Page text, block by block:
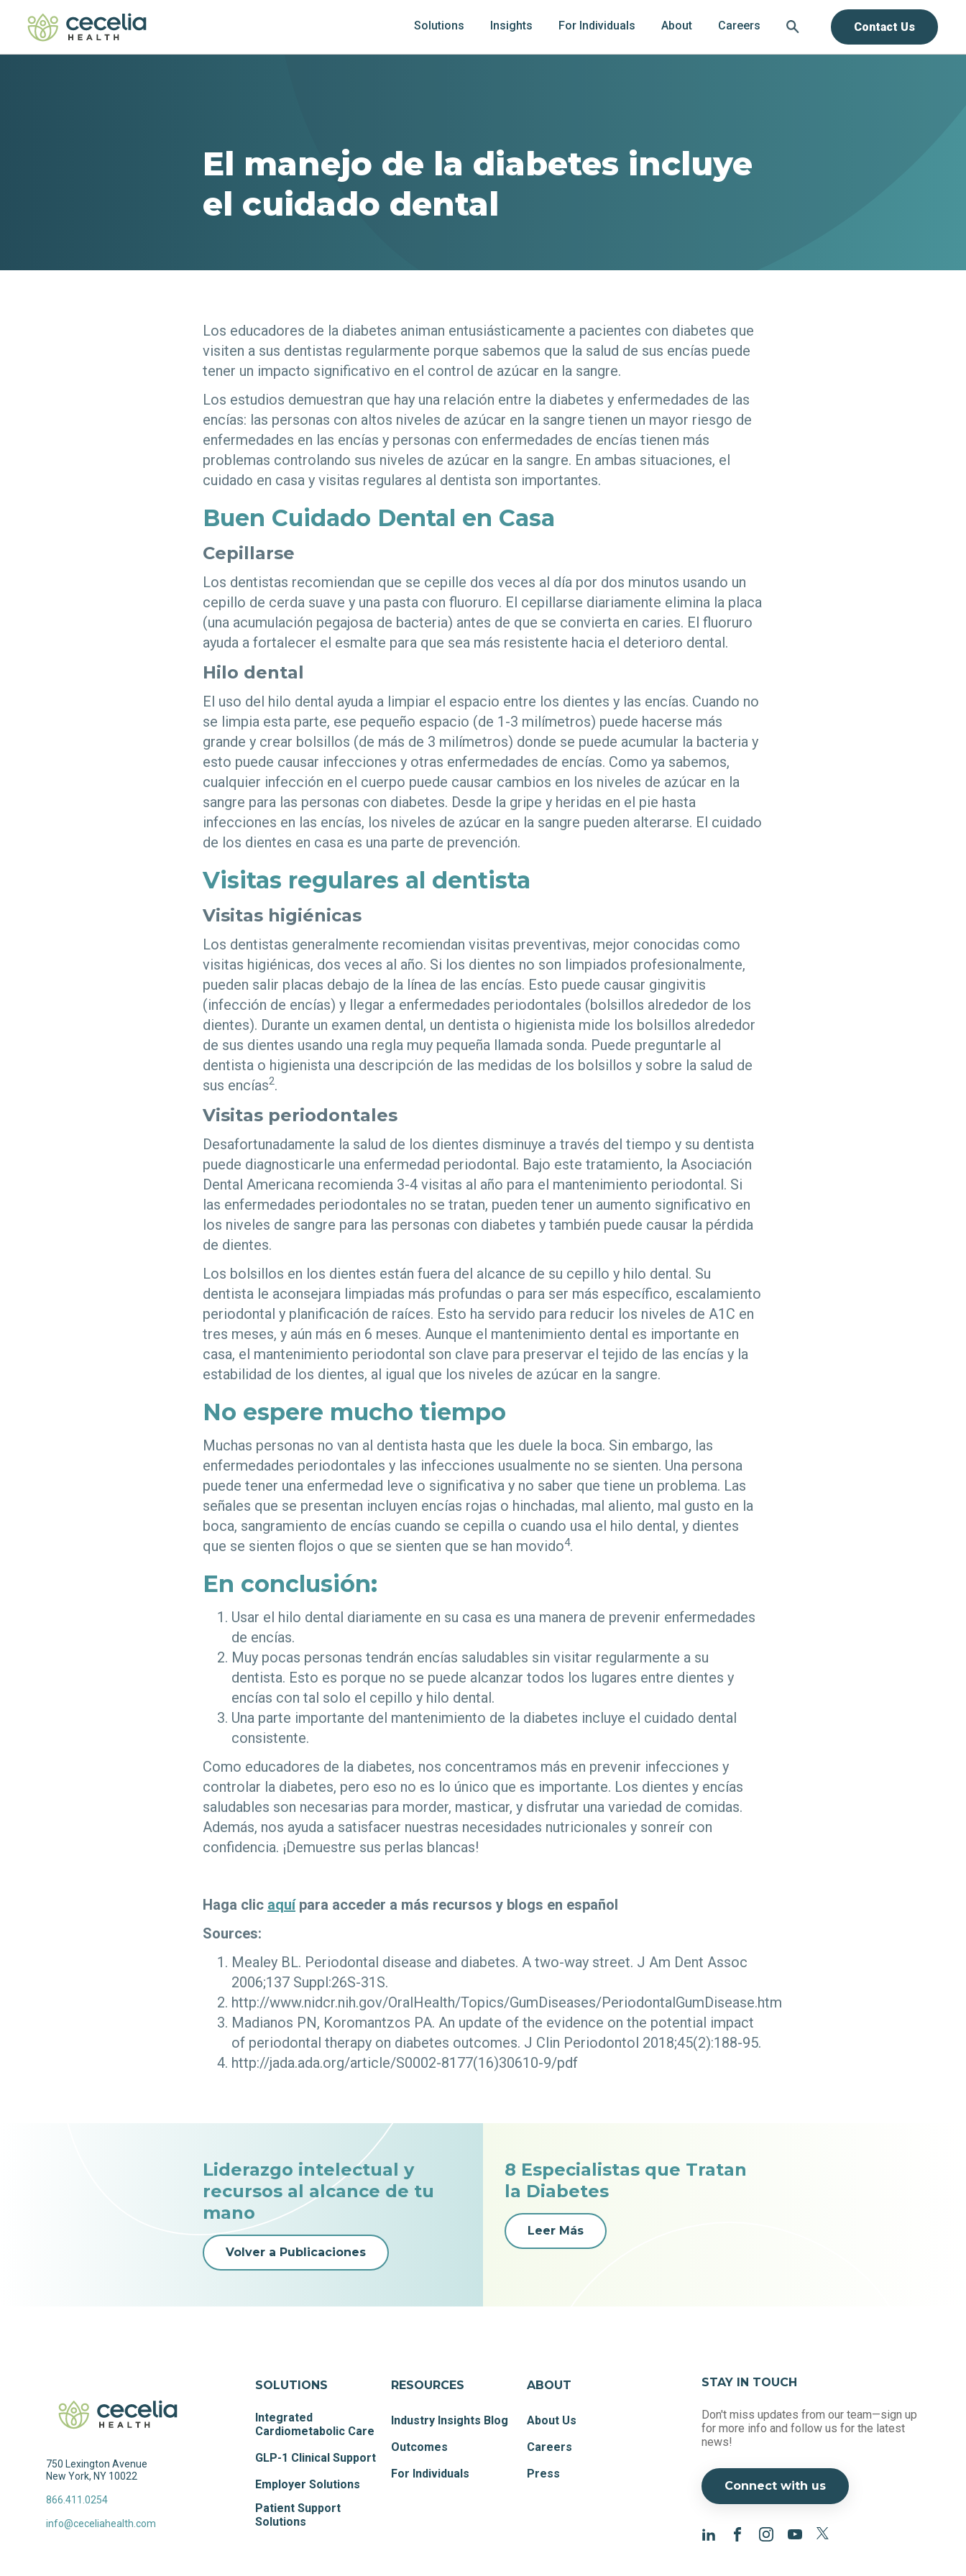
Solutions Insights For Individuals About Careers Contact Us
El manejo de la diabetes incluye
el cuidado dental
Los educadores de la diabetes animan entusiásticamente a pacientes con diabetes que
visiten a sus dentistas regularmente porque sabemos que la salud de sus encías puede
tener un impacto significativo en el control de azúcar en la sangre.
Los estudios demuestran que hay una relación entre la diabetes y enfermedades de las
encías: las personas con altos niveles de azúcar en la sangre tienen un mayor riesgo de
enfermedades en las encías y personas con enfermedades de encías tienen más
problemas controlando sus niveles de azúcar en la sangre. En ambas situaciones, el
cuidado en casa y visitas regulares al dentista son importantes.
Buen Cuidado Dental en Casa
Cepillarse
Los dentistas recomiendan que se cepille dos veces al día por dos minutos usando un
cepillo de cerda suave y una pasta con fluoruro. El cepillarse diariamente elimina la placa
(una acumulación pegajosa de bacteria) antes de que se convierta en caries. El fluoruro
ayuda a fortalecer el esmalte para que sea más resistente hacia el deterioro dental.
Hilo dental
El uso del hilo dental ayuda a limpiar el espacio entre los dientes y las encías. Cuando no
se limpia esta parte, ese pequeño espacio (de 1-3 milímetros) puede hacerse más
grande y crear bolsillos (de más de 3 milímetros) donde se puede acumular la bacteria y
esto puede causar infecciones y otras enfermedades de encías. Como ya sabemos,
cualquier infección en el cuerpo puede causar cambios en los niveles de azúcar en la
sangre para las personas con diabetes. Desde la gripe y heridas en el pie hasta
infecciones en las encías, los niveles de azúcar en la sangre pueden alterarse. El cuidado
de los dientes en casa es una parte de prevención.
Visitas regulares al dentista
Visitas higiénicas
Los dentistas generalmente recomiendan visitas preventivas, mejor conocidas como
visitas higiénicas, dos veces al año. Si los dientes no son limpiados profesionalmente,
pueden salir placas debajo de la línea de las encías. Esto puede causar gingivitis
(infección de encías) y llegar a enfermedades periodontales (bolsillos alrededor de los
dientes). Durante un examen dental, un dentista o higienista mide los bolsillos alrededor
de sus dientes usando una regla muy pequeña llamada sonda. Puede preguntarle al
dentista o higienista una descripción de las medidas de los bolsillos y sobre la salud de
sus encías2.
Visitas periodontales
Desafortunadamente la salud de los dientes disminuye a través del tiempo y su dentista
puede diagnosticarle una enfermedad periodontal. Bajo este tratamiento, la Asociación
Dental Americana recomienda 3-4 visitas al año para el mantenimiento periodontal. Si
las enfermedades periodontales no se tratan, pueden tener un aumento significativo en
los niveles de sangre para las personas con diabetes y también puede causar la pérdida
de dientes.
Los bolsillos en los dientes están fuera del alcance de su cepillo y hilo dental. Su
dentista le aconsejara limpiadas más profundas o para ser más específico, escalamiento
periodontal y planificación de raíces. Esto ha servido para reducir los niveles de A1C en
tres meses, y aún más en 6 meses. Aunque el mantenimiento dental es importante en
casa, el mantenimiento periodontal son clave para preservar el tejido de las encías y la
estabilidad de los dientes, al igual que los niveles de azúcar en la sangre.
No espere mucho tiempo
Muchas personas no van al dentista hasta que les duele la boca. Sin embargo, las
enfermedades periodontales y las infecciones usualmente no se sienten. Una persona
puede tener una enfermedad leve o significativa y no saber que tiene un problema. Las
señales que se presentan incluyen encías rojas o hinchadas, mal aliento, mal gusto en la
boca, sangramiento de encías cuando se cepilla o cuando usa el hilo dental, y dientes
que se sienten flojos o que se sienten que se han movido4.
En conclusión:
Usar el hilo dental diariamente en su casa es una manera de prevenir enfermedades
de encías.
Muy pocas personas tendrán encías saludables sin visitar regularmente a su
dentista. Esto es porque no se puede alcanzar todos los lugares entre dientes y
encías con tal solo el cepillo y hilo dental.
Una parte importante del mantenimiento de la diabetes incluye el cuidado dental
consistente.
Como educadores de la diabetes, nos concentramos más en prevenir infecciones y
controlar la diabetes, pero eso no es lo único que es importante. Los dientes y encías
saludables son necesarias para morder, masticar, y disfrutar una variedad de comidas.
Además, nos ayuda a satisfacer nuestras necesidades nutricionales y sonreír con
confidencia. ¡Demuestre sus perlas blancas!
Haga clic aquípara acceder a más recursos y blogs en español
Sources:
Mealey BL. Periodontal disease and diabetes. A two-way street. J Am Dent Assoc
2006;137 Suppl:26S-31S.
http://www.nidcr.nih.gov/OralHealth/Topics/GumDiseases/PeriodontalGumDisease.htm
Madianos PN, Koromantzos PA. An update of the evidence on the potential impact
of periodontal therapy on diabetes outcomes. J Clin Periodontol 2018;45(2):188-95.
http://jada.ada.org/article/S0002-8177(16)30610-9/pdf
Liderazgo intelectual y
recursos al alcance de tu
mano
Volver a Publicaciones
8 Especialistas que Tratan
la Diabetes
Leer Más
750 Lexington Avenue
New York, NY 10022
866.411.0254
info@ceceliahealth.com
SOLUTIONS
Integrated
Cardiometabolic Care
GLP-1 Clinical Support
Employer Solutions
Patient Support
Solutions
RESOURCES
Industry Insights Blog
Outcomes
For Individuals
ABOUT
About Us
Careers
Press
STAY IN TOUCH
Don't miss updates from our team—sign up
for more info and follow us for the latest
news!
Connect with us